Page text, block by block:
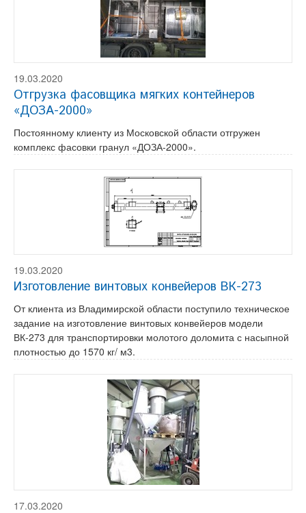
19.03.2020
Отгрузка фасовщика мягких контейнеров
«ДОЗА-2000»
Постоянному клиенту из Московской области отгружен
комплекс фасовки гранул «ДОЗА-2000».
19.03.2020
Изготовление винтовых конвейеров ВК-273
От клиента из Владимирской области поступило техническое
задание на изготовление винтовых конвейеров модели
ВК-273 для транспортировки молотого доломита с насыпной
плотностью до 1570 кг/ м3.
17.03.2020